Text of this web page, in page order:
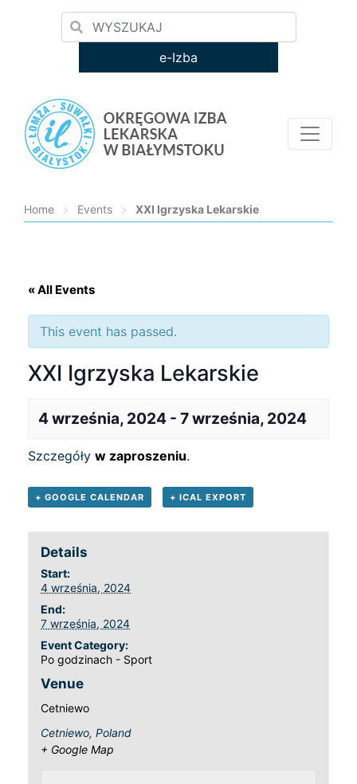
e-Izba
Home > Events > XXI Igrzyska Lekarskie
« All Events
This event has passed.
XXI Igrzyska Lekarskie
4 września, 2024 - 7 września, 2024
Szczegóły w zaproszeniu.
+ GOOGLE CALENDAR + ICAL EXPORT
Details
Start:
4 września, 2024
End:
7 września, 2024
Event Category:
Po godzinach - Sport
Venue
Cetniewo
Cetniewo, Poland
+ Google Map